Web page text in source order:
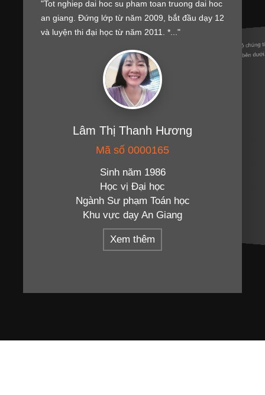
"Tot nghiep dai hoc su pham toan truong dai hoc
an giang. Đứng lớp từ năm 2009, bắt đầu dạy 12
và luyện thi đại học từ năm 2011. *..."
Lâm Thị Thanh Hương
Mã số 0000165
Sinh năm 1986
Học vị Đại học
Ngành Sư phạm Toán học
Khu vực dạy An Giang
Xem thêm
Ủng hộ
tài trợ bên